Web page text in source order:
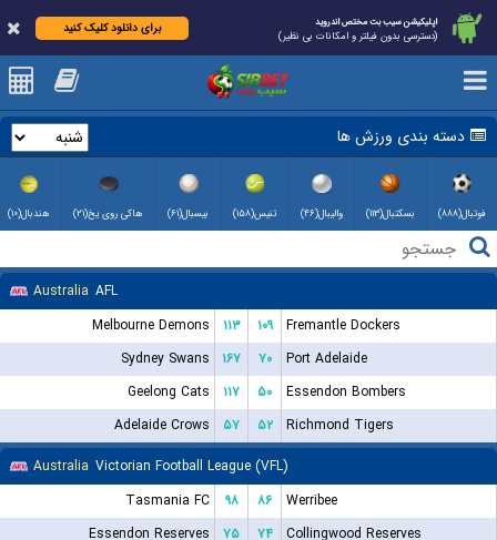
اپلیکیشن سیب بت مختص اندروید
(دسترسی بدون فیلتر و امکانات بی نظیر)
برای دانلود کلیک کنید
دسته بندی ورزش ها
فوتبال(۸۸۸) بسکتبال(۱۱۳) والیبال(۴۶) تنیس(۱۵۸) بیسبال(۶۱) هاکی روی یخ(۲۱) هندبال(۱۰)
Australia AFL
Melbourne Demons
۱۱۳ ۱۰۹
Fremantle Dockers
Sydney Swans
۱۶۷ ۷۰
Port Adelaide
Geelong Cats
۱۱۷ ۵۰
Essendon Bombers
Adelaide Crows
۵۷ ۵۲
Richmond Tigers
Australia Victorian Football League (VFL)
Tasmania FC
۹۸ ۸۶
Werribee
Essendon Reserves
۷۵ ۷۴
Collingwood Reserves